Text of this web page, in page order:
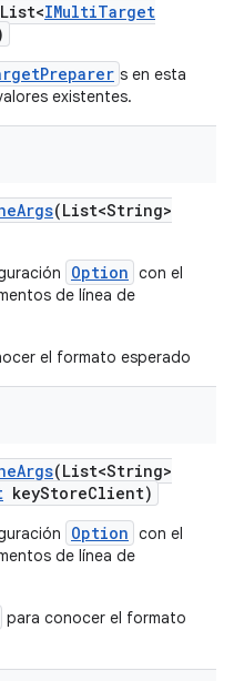
IMultiTarget
s en esta
existentes.
Args(List<String>
Option con el
de línea de
el formato esperado
Args(List<String>
keyStoreClient)
Option con el
de línea de
para conocer el formato